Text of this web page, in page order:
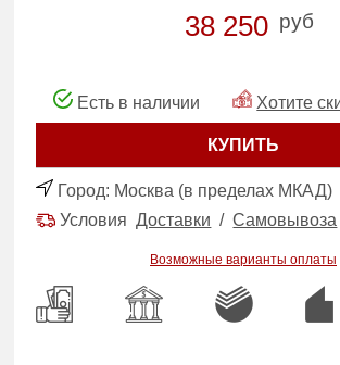
38 250 руб
Есть в наличии Хотите
КУПИТЬ
Город: Москва (в пределах МКАД)
УсловияДоставки /Самовывоза
Возможные варианты оплаты